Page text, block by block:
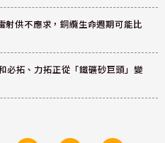
射供不應求，銅纜生命週期可能比
必拓、力拓正從「鐵礦砂巨頭」變